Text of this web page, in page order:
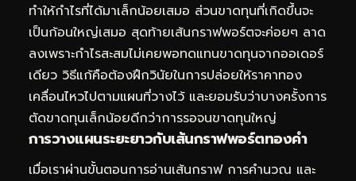
ทำให้กำไรที่ได้มาเล็กน้อยเสมอ ส่วนขาดทุนที่เกิดขึ้นจะ
เป็นก้อนใหญ่เสมอ สุดท้ายเส้นกราฟพอร์ตจะค่อยๆ ลาด
ลงเพราะกำไรสะสมไม่เคยพอทดแทนขาดทุนจากออเดอร์
เดียว วิธีแก้คือต้องฝึกวินัยในการปล่อยให้ราคาทอง
เคลื่อนไหวไปตามแผนที่วางไว้ และยอมรับว่าบางครั้งการ
ตัดขาดทุนเล็กน้อยดีกว่าการรอจนขาดทุนใหญ่
การวางแผนระยะยาวกับเส้นกราฟพอร์ตทองคำ
เมื่อเราผ่านขั้นตอนการอ่านเส้นกราฟ การคำนวณ และ